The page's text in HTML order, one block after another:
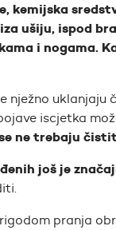
kemijska
ušiju, ispod
i nogama.
nježno uklanjaju
iscjetka
ne trebaju
još je
pranja